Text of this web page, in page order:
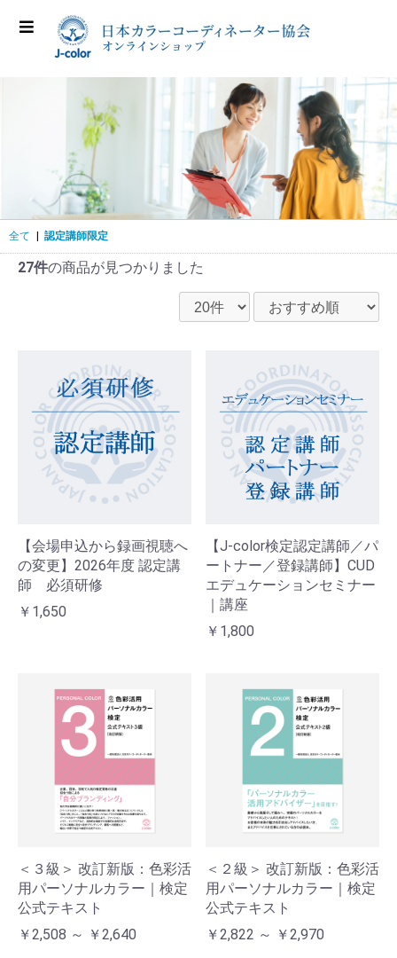
全て 認定講師限定
27件の商品が見つかりました
【会場申込から録画視聴へ
の変更】2026年度 認定講
師 必須研修
￥1,650
【J-color検定認定講師／パ
ートナー／登録講師】CUD
エデュケーションセミナー
｜講座
￥1,800
＜３級＞ 改訂新版：色彩活
用パーソナルカラー｜検定
公式テキスト
￥2,508 ～ ￥2,640
＜２級＞ 改訂新版：色彩活
用パーソナルカラー｜検定
公式テキスト
￥2,822 ～ ￥2,970